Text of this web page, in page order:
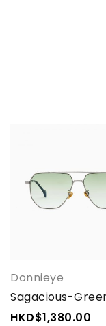
Donnieye
Sagacious-
HKD$1,380.00